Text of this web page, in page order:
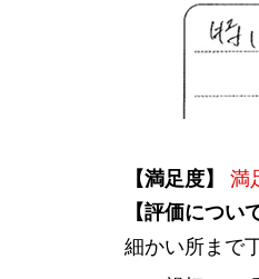
【満足度】
満
【評価につい
細かい所まで